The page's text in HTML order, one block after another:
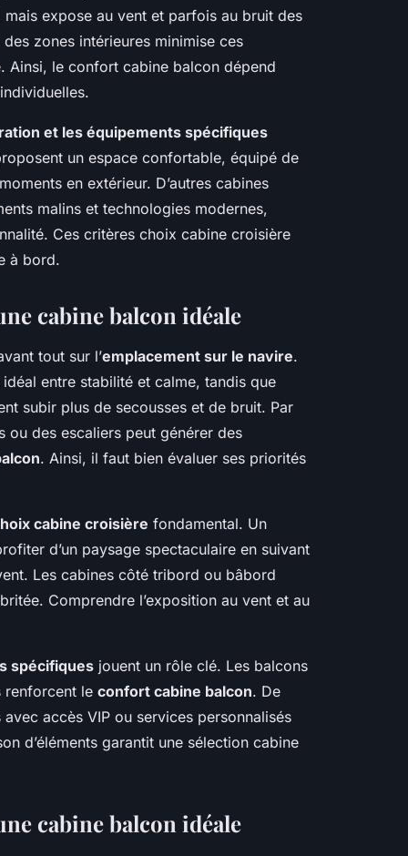
expose au vent et parfois au bruit des
zones intérieures minimise ces
Ainsi, le confort cabine balcon dépend
et les équipements spécifiques
un espace confortable, équipé de
en extérieur. D’autres cabines
malins et technologies modernes,
Ces critères choix cabine croisière
à bord.
cabine balcon idéale
tout sur l’emplacement sur le navire.
entre stabilité et calme, tandis que
subir plus de secousses et de bruit. Par
ou des escaliers peut générer des
. Ainsi, il faut bien évaluer ses priorités
cabine croisière fondamental. Un
d’un paysage spectaculaire en suivant
Les cabines côté tribord ou bâbord
Comprendre l’exposition au vent et au
spécifiques jouent un rôle clé. Les balcons
renforcent le confort cabine balcon. De
accès VIP ou services personnalisés
d’éléments garantit une sélection cabine
cabine balcon idéale